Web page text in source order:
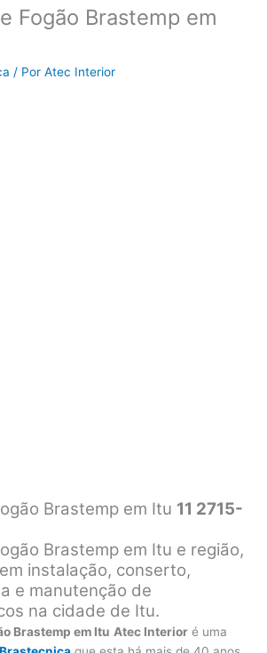
Fogão Brastemp em
/ PorAtec Interior
Brastemp em Itu 11 2715-
Brastemp em Itu e região,
instalação, conserto,
e manutenção de
na cidade de Itu.
Brastemp em Itu Atec Interior é uma